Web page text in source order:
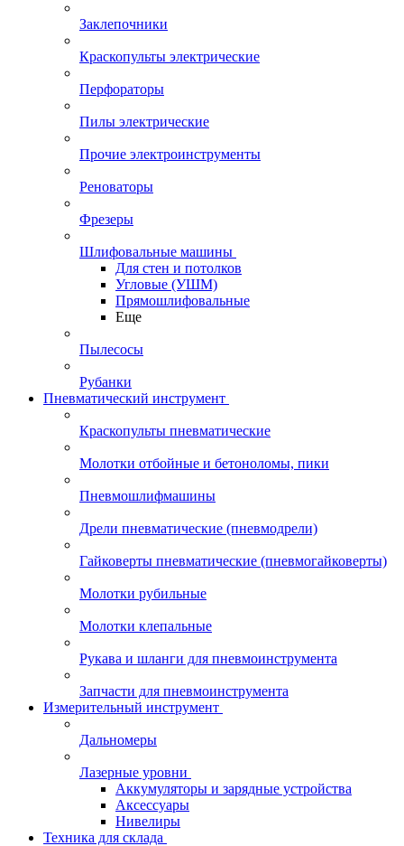
Заклепочники
Краскопульты электрические
Перфораторы
Пилы электрические
Прочие электроинструменты
Реноваторы
Фрезеры
Шлифовальные машины
Для стен и потолков
Угловые (УШМ)
Прямошлифовальные
Еще
Пылесосы
Рубанки
Пневматический инструмент
Краскопульты пневматические
Молотки отбойные и бетоноломы, пики
Пневмошлифмашины
Дрели пневматические (пневмодрели)
Гайковерты пневматические (пневмогайковерты)
Молотки рубильные
Молотки клепальные
Рукава и шланги для пневмоинструмента
Запчасти для пневмоинструмента
Измерительный инструмент
Дальномеры
Лазерные уровни
Аккумуляторы и зарядные устройства
Аксессуары
Нивелиры
Техника для склада